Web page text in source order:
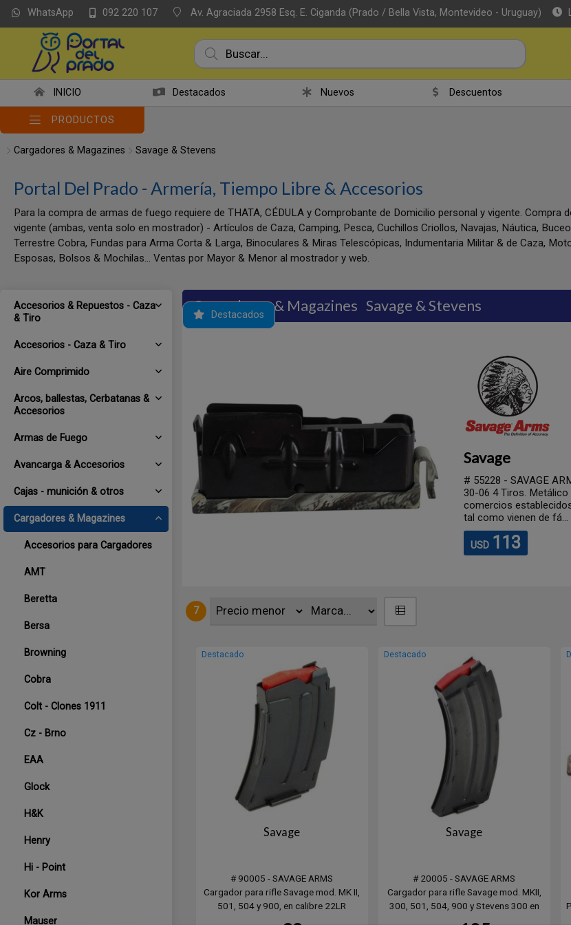
WhatsApp 092 220 107 Av. Agraciada 2958 Esq. E. Ciganda (Prado / Bella Vista, Montevideo - Uruguay)
INICIO Destacados Nuevos Descuentos
PRODUCTOS
Cargadores & Magazines Savage & Stevens
Portal Del Prado - Armería, Tiempo Libre & Accesorios
Para la compra de armas de fuego requiere de THATA, CÉDULA y Comprobante de Domicilio personal y vigente. Compra
vigente (ambas, venta solo en mostrador) - Artículos de Caza, Camping, Pesca, Cuchillos Criollos, Navajas, Náutica,
Terrestre Cobra, Fundas para Arma Corta & Larga, Binoculares & Miras Telescópicas, Indumentaria Militar & de Caza,
Esposas, Bolsos & Mochilas... Ventas por Mayor & Menor al mostrador y web.
Accesorios & Repuestos - Caza
& Tiro
Accesorios - Caza & Tiro
Aire Comprimido
Arcos, ballestas, Cerbatanas &
Accesorios
Armas de Fuego
Avancarga & Accesorios
Cajas - munición & otros
Cargadores & Magazines
Accesorios para Cargadores
AMT
Beretta
Bersa
Browning
Cobra
Colt - Clones 1911
Cz - Brno
EAA
Glock
H&K
Henry
Hi - Point
Kor Arms
Mauser
Cargadores & Magazines Savage & Stevens
Destacados
venta es únicamente
se entregan originales sin
Savage
# 55228 - SAVAGE
30-06 4 Tiros.
comercios
tal como vienen de fá...
USD 113
7
Destacado
Savage
# 90005 - SAVAGE ARMS
Cargador para rifle Savage mod. MK II,
501, 504 y 900, en calibre 22LR
Destacado
Savage
# 20005 - SAVAGE ARMS
Cargador para rifle Savage mod. MKII,
300, 501, 504, 900 y Stevens 300 en